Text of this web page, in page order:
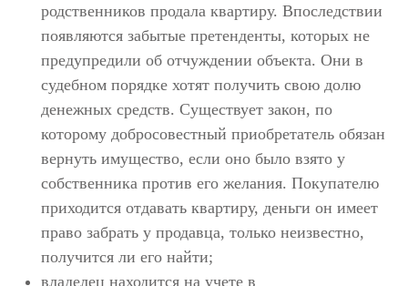
родственников продала квартиру. Впоследствии
появляются забытые претенденты, которых не
предупредили об отчуждении объекта. Они в
судебном порядке хотят получить свою долю
денежных средств. Существует закон, по
которому добросовестный приобретатель обязан
вернуть имущество, если оно было взято у
собственника против его желания. Покупателю
приходится отдавать квартиру, деньги он имеет
право забрать у продавца, только неизвестно,
получится ли его найти;
владелец находится на учете в